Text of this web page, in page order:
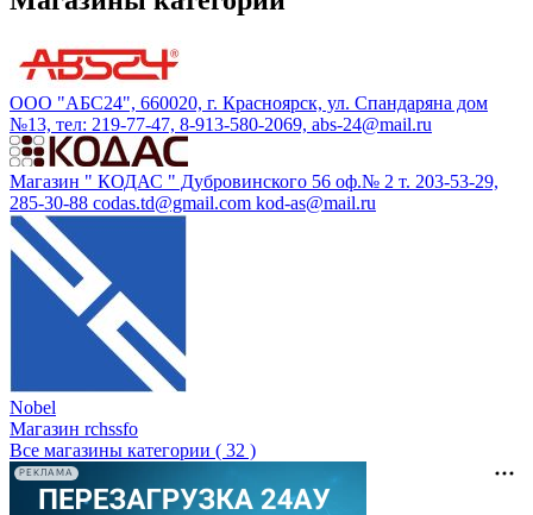
ООО "АБС24", 660020, г. Красноярск, ул. Спандаряна дом
№13, тел: 219-77-47, 8-913-580-2069, abs-24@mail.ru
Магазин " КОДАС " Дубровинского 56 оф.№ 2 т. 203-53-29,
285-30-88 codas.td@gmail.com kod-as@mail.ru
Nobel
Магазин rchssfo
Все магазины категории ( 32 )
РЕКЛАМА